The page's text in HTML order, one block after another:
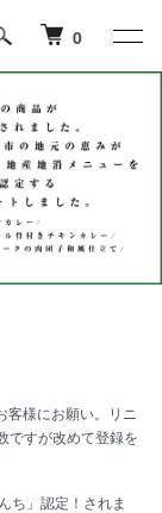
0
様にお願い。リニ
ですが改めて登録を
ち」認定！されま